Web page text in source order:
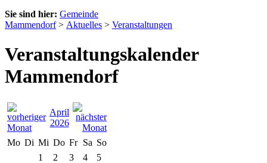
Sie sind hier: Gemeinde
Mammendorf> Aktuelles > Veranstaltungen
Veranstaltungskalender
Mammendorf
April
2026
Mo Di Mi Do Fr Sa So
1
2 3 4
5